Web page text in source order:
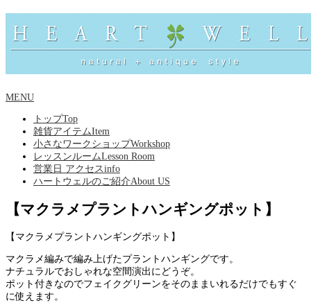
MENU
トップTop
雑貨アイテムItem
小さなワークショップWorkshop
レッスンルームLesson Room
営業日 アクセスinfo
ハートウェルのご紹介About US
【マクラメプラントハンギングポット】
【マクラメプラントハンギングポット】
マクラメ編みで編み上げたプラントハンギングです。
ナチュラルでおしゃれな空間演出にどうぞ。
ポット付きなのでフェイクグリーンをそのままいれるだけでもすぐ
に使えます。